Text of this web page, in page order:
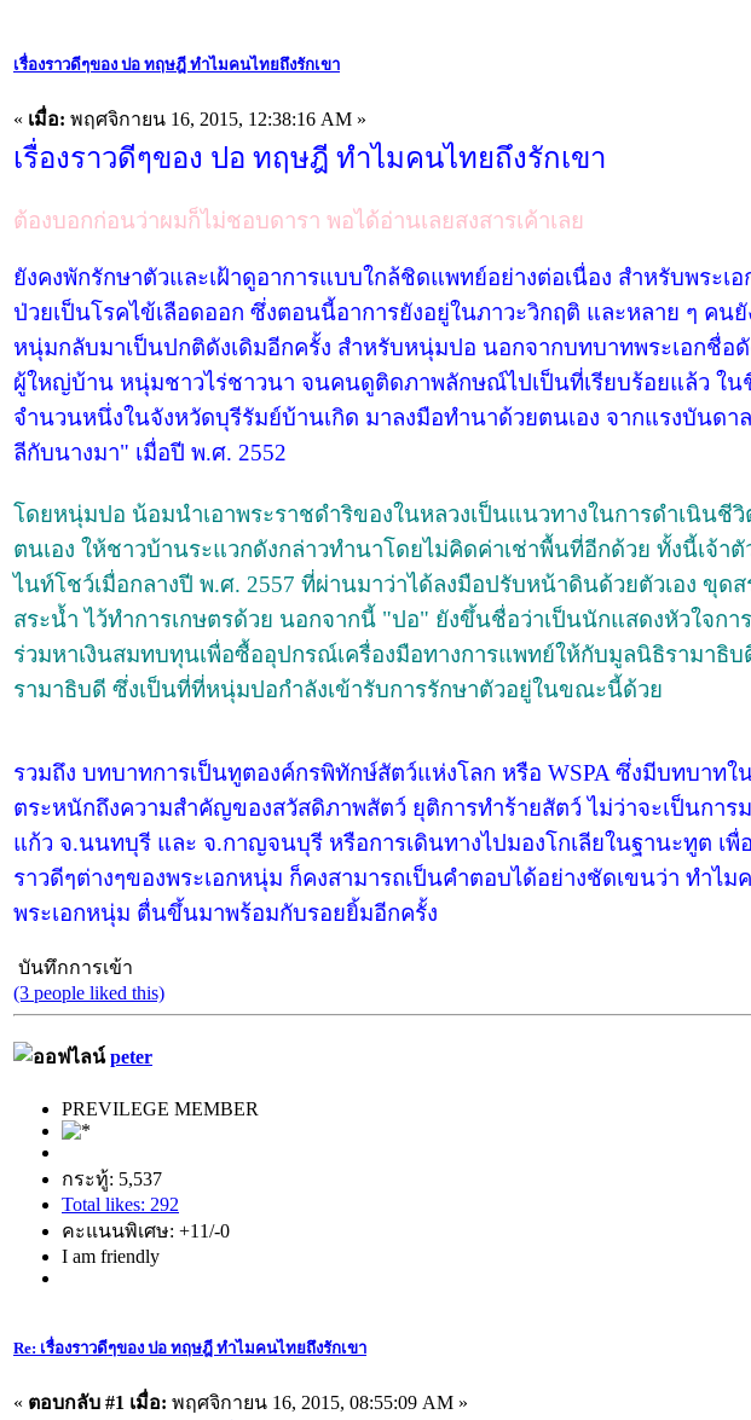
เรื่องราวดีๆของ ปอ ทฤษฎี ทำไมคนไทยถึงรักเขา
« เมื่อ: พฤศจิกายน 16, 2015, 12:38:16 AM »
เรื่องราวดีๆของ ปอ ทฤษฎี ทำไมคนไทยถึงรักเขา
ต้องบอกก่อนว่าผมก็ไม่ชอบดารา พอได้อ่านเลยสงสารเค้าเลย
ยังคงพักรักษาตัวและเฝ้าดูอาการแบบใกล้ชิดแพทย์อย่างต่อเนื่อง สำหรับพระ
ป่วยเป็นโรคไข้เลือดออก ซึ่งตอนนี้อาการยังอยู่ในภาวะวิกฤติ และหลาย ๆ คน
หนุ่มกลับมาเป็นปกติดังเดิมอีกครั้ง สำหรับหนุ่มปอ นอกจากบทบาทพระเอกชื่อ
ผู้ใหญ่บ้าน หนุ่มชาวไร่ชาวนา จนคนดูติดภาพลักษณ์ไปเป็นที่เรียบร้อยแล้ว ใ
จำนวนหนึ่งในจังหวัดบุรีรัมย์บ้านเกิด มาลงมือทำนาด้วยตนเอง จากแรงบันด
ลีกับนางมา" เมื่อปี พ.ศ. 2552
โดยหนุ่มปอ น้อมนำเอาพระราชดำริของในหลวงเป็นแนวทางในการดำเนินชี
ตนเอง ให้ชาวบ้านระแวกดังกล่าวทำนาโดยไม่คิดค่าเช่าพื้นที่อีกด้วย ทั้งนี้เจ้าตั
ไนท์โชว์เมื่อกลางปี พ.ศ. 2557 ที่ผ่านมาว่าได้ลงมือปรับหน้าดินด้วยตัวเอง ขุด
สระน้ำ ไว้ทำการเกษตรด้วย นอกจากนี้ "ปอ" ยังขึ้นชื่อว่าเป็นนักแสดงหัวใจกา
ร่วมหาเงินสมทบทุนเพื่อซื้ออุปกรณ์เครื่องมือทางการแพทย์ให้กับมูลนิธิรามาธิบ
รามาธิบดี ซึ่งเป็นที่ที่หนุ่มปอกำลังเข้ารับการรักษาตัวอยู่ในขณะนี้ด้วย
รวมถึง บทบาทการเป็นทูตองค์กรพิทักษ์สัตว์แห่งโลก หรือ WSPA ซึ่งมีบทบาท
ตระหนักถึงความสำคัญของสวัสดิภาพสัตว์ ยุติการทำร้ายสัตว์ ไม่ว่าจะเป็นกา
แก้ว จ.นนทบุรี และ จ.กาญจนบุรี หรือการเดินทางไปมองโกเลียในฐานะทูต เ
ราวดีๆต่างๆของพระเอกหนุ่ม ก็คงสามารถเป็นคำตอบได้อย่างชัดเขนว่า ทำไ
พระเอกหนุ่ม ตื่นขึ้นมาพร้อมกับรอยยิ้มอีกครั้ง
บันทึกการเข้า
(3 people liked this)
peter
PREVILEGE MEMBER
กระทู้: 5,537
Total likes: 292
คะแนนพิเศษ: +11/-0
I am friendly
Re: เรื่องราวดีๆของ ปอ ทฤษฎี ทำไมคนไทยถึงรักเขา
« ตอบกลับ #1 เมื่อ: พฤศจิกายน 16, 2015, 08:55:09 AM »